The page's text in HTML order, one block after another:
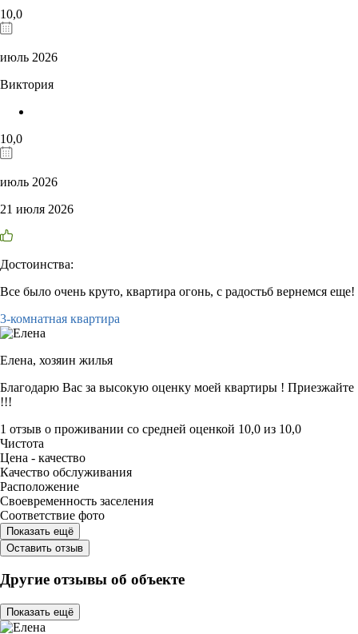
10,0
июль 2026
Виктория
10,0
июль 2026
21 июля 2026
Достоинства:
Все было очень круто, квартира огонь, с радостьб вернемся еще!
3-комнатная квартира
Елена, хозяин жилья
Благодарю Вас за высокую оценку моей квартиры ! Приезжайте
!!!
1 отзыв о проживании со средней оценкой 10,0 из 10,0
Чистота
Цена - качество
Качество обслуживания
Расположение
Своевременность заселения
Соответствие фото
Показать ещё
Оставить отзыв
Другие отзывы об объекте
Показать ещё